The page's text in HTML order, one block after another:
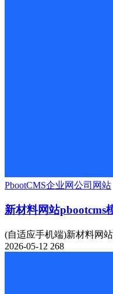
PbootCMS企业网公司网站
新材料网站pbootcms
(自适应手机端)新材料网
2026-05-12 268